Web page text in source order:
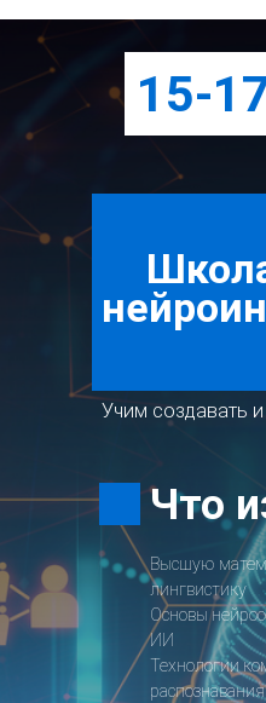
Учим создавать
15-
Высшую
лингвистику
Основы
ИИ
Технологии
Что